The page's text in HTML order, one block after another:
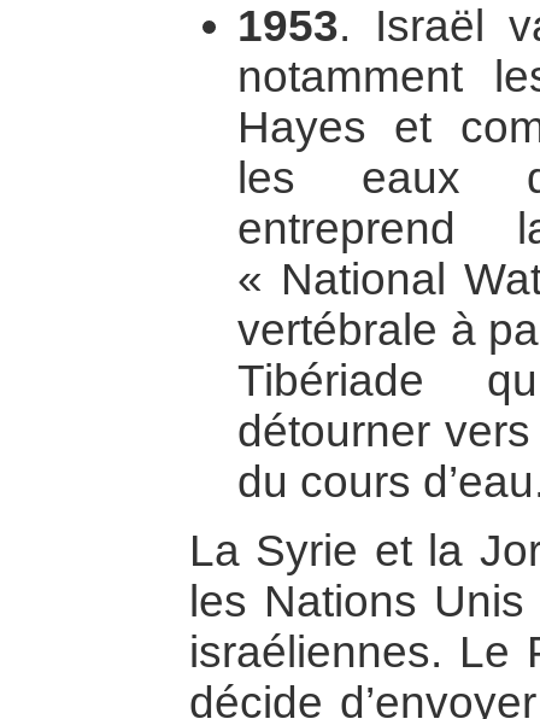
1953. Israël
notamment
Hayes et
les eaux
entreprend
« National
vertébrale à
Tibériade
détourner
du cours
La Syrie et la
les Nations
israéliennes. Le
décide